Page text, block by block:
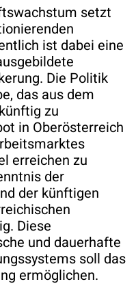
setzt
ist dabei eine
Die Politik
das aus dem
zu
in Oberösterreich
erreichen zu
der
der künftigen
Diese
und dauerhafte
soll das
ermöglichen.